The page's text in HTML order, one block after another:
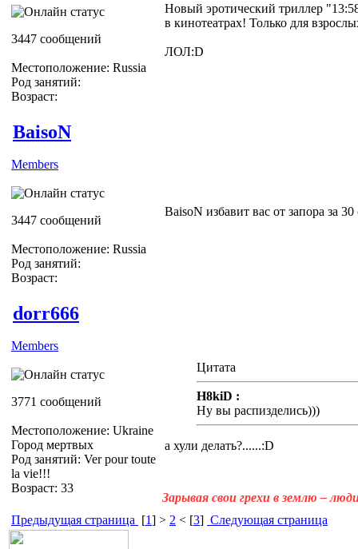
3447 сообщений
Местоположение: Russia
Род занятий:
Возраст:
Новый эротический триллер
в кинотеатрах! Только для
ЛОЛ:D
BaisoN
Members
3447 сообщений
Местоположение: Russia
Род занятий:
Возраст:
BaisoN избавит вас от запора за 30
dorr666
Members
3771 сообщений
Местоположение: Ukraine
Город мертвых
Род занятий: Ver pour toute
la vie!!!
Возраст: 33
Цитата
H8kiD :
Ну вы распизделись)))
а хули делать?......:D
Зарывая свои грехи в землю –
Предыдущая страница [1] > 2 < [3] Следующая страница